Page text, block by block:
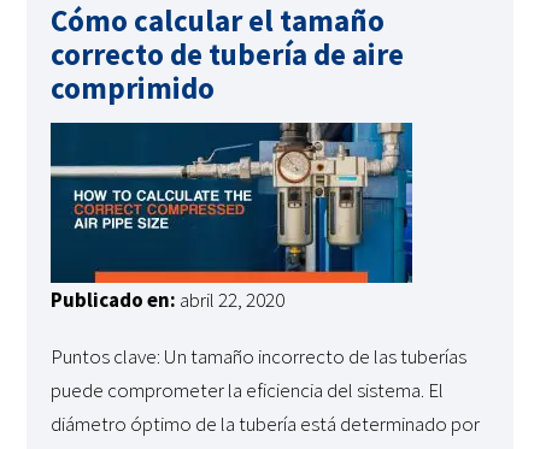
Cómo calcular el tamaño
correcto de tubería de aire
comprimido
Publicado en: abril 22, 2020
Puntos clave: Un tamaño incorrecto de las tuberías
puede comprometer la eficiencia del sistema. El
diámetro óptimo de la tubería está determinado por